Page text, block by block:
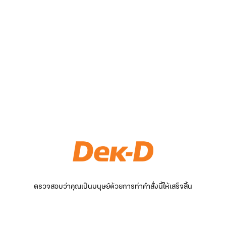
ตรวจสอบว่าคุณเป็นมนุษย์ด้วยการทำคำสั่งนี้ให้เสร็จสิ้น